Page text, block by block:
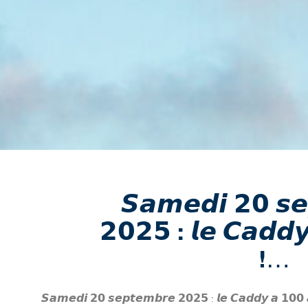
𝙎𝙖𝙢𝙚𝙙𝙞 𝟮𝟬
𝟮𝟬𝟮𝟱 : 𝙡𝙚
!…
𝙎𝙖𝙢𝙚𝙙𝙞 𝟮𝟬 𝙨𝙚𝙥𝙩𝙚𝙢𝙗𝙧𝙚 𝟮𝟬𝟮𝟱 : 𝙡𝙚 𝘾𝙖𝙙𝙙𝙮 𝙖 𝟭𝟬𝟬